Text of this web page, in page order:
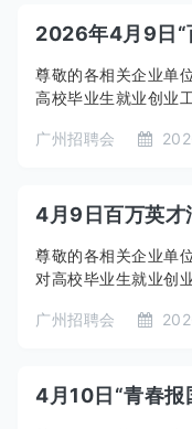
尊敬的各相关企业单
高校毕业生就业创业
广州招聘会
尊敬的各相关企业单
对高校毕业生就业创
广州招聘会